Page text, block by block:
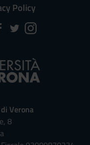
Policy
Verona
8